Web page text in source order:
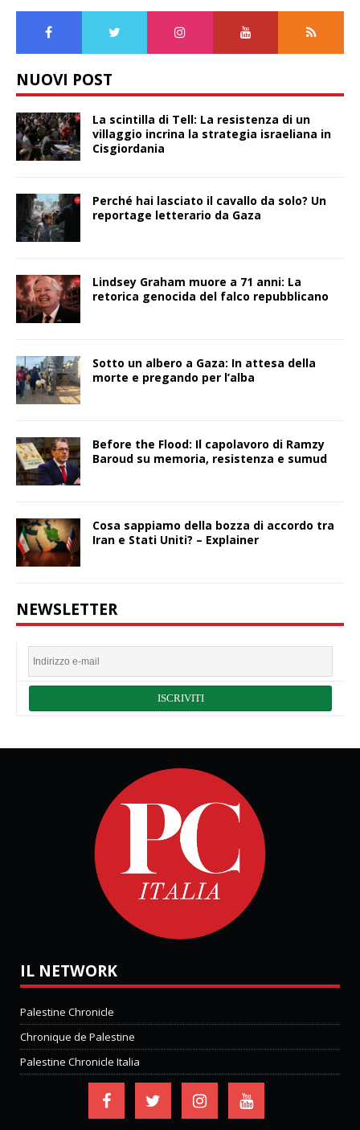
NUOVI POST
La scintilla di Tell: La resistenza di un
villaggio incrina la strategia israeliana in
Cisgiordania
Perché hai lasciato il cavallo da solo? Un
reportage letterario da Gaza
Lindsey Graham muore a 71 anni: La
retorica genocida del falco repubblicano
Sotto un albero a Gaza: In attesa della
morte e pregando per l’alba
Before the Flood: Il capolavoro di Ramzy
Baroud su memoria, resistenza e sumud
Cosa sappiamo della bozza di accordo tra
Iran e Stati Uniti? – Explainer
NEWSLETTER
IL NETWORK
Palestine Chronicle
Chronique de Palestine
Palestine Chronicle Italia